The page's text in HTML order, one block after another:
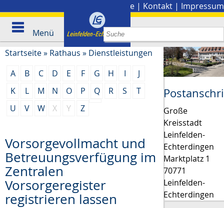
Presse | Kontakt | Impressum
Menü
Startseite» Rathaus » Dienstleistungen
A
B C D E F G H I
J
K
L M N O P Q R S
T
U
V W X Y Z
Vorsorgevollmacht und
Betreuungsverfügung im
Zentralen
Vorsorgeregister
registrieren lassen
Große
Kreisstadt
Leinfelden-
Echterdingen
Marktplatz 1
70771
Leinfelden-
Echterdingen